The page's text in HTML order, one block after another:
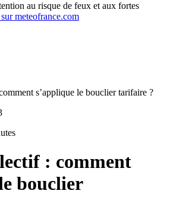
au risque de feux et aux fortes
meteofrance.com
s’applique le bouclier tarifaire ?
: comment
bouclier